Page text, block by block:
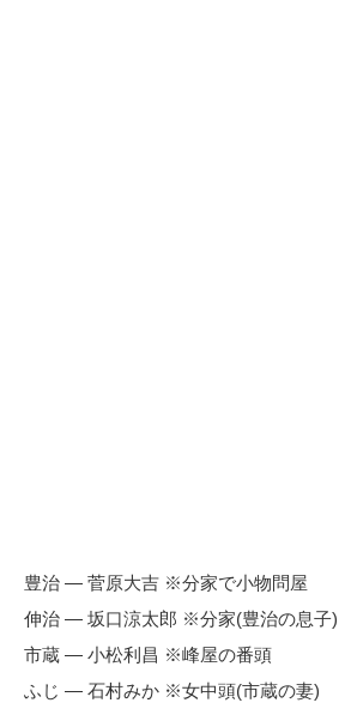
豊治 — 菅原大吉 ※分家で小物問屋
伸治 — 坂口涼太郎 ※分家(豊治の息子)
市蔵 — 小松利昌 ※峰屋の番頭
ふじ — 石村みか ※女中頭(市蔵の妻)